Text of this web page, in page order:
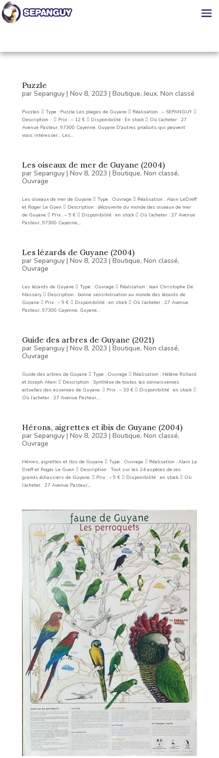
Puzzle
par Sepanguy| Nov 8, 2023 | Boutique,Jeux, Non classé
Puzzles  Type : Puzzle Les plages de Guyane  Réalisation : – SEPANGUY 
Description :  Prix : – 12 €  Disponibilité : En stock  Où l’acheter : 27
Avenue Pasteur, 97300 Cayenne, Guyane D'autres produits qui peuvent
vous intéresser... Les...
Les oiseaux de mer de Guyane (2004)
par Sepanguy| Nov 8, 2023 | Boutique, Non classé,
Ouvrage
Les oiseaux de mer de Guyane  Type : Ouvrage  Réalisation : Alain LeDreff
et Roger Le Guen  Description : découverte du monde des oiseaux de mer
de Guyane  Prix : – 9 €  Disponibilité : en stock  Où l’acheter : 27 Avenue
Pasteur, 97300 Cayenne,...
Les lézards de Guyane (2004)
par Sepanguy| Nov 8, 2023 | Boutique, Non classé,
Ouvrage
Les lézards de Guyane  Type : Ouvrage  Réalisation : Jean Christophe De
Massary  Description : bonne sensibilisation au monde des lézards de
Guyane  Prix : – 9 €  Disponibilité : en stock  Où l’acheter : 27 Avenue
Pasteur, 97300 Cayenne, Guyane...
Guide des arbres de Guyane (2021)
par Sepanguy| Nov 8, 2023 | Boutique, Non classé,
Ouvrage
Guide des arbres de Guyane  Type : Ouvrage  Réalisation : Hélène Richard
et Joseph Ateni  Description : Synthèse de toutes les connaissences
actuelles des essences de Guyane.  Prix : – 33 €  Disponibilité : en stock 
Où l’acheter : 27 Avenue Pasteur,...
Hérons, aigrettes et ibis de Guyane (2004)
par Sepanguy| Nov 8, 2023 | Boutique, Non classé,
Ouvrage
Hérons, aigrettes et ibis de Guyane  Type : Ouvrage  Réalisation : Alain Le
Dreff et Roger Le Guen  Description : Tout sur les 24 espèces de ces
grands échassiers de Guyane.  Prix : – 9 €  Disponibilité : en stock  Où
l’acheter : 27 Avenue Pasteur,...